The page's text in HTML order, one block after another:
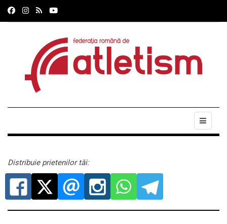
Distribuie prietenilor tăi: